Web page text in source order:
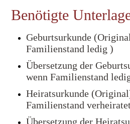
Benötigte
Geburtsurkunde
Familienstand ledig )
Übersetzung der
wenn Familienstand
Heiratsurkunde
Familienstand
Übersetzung der